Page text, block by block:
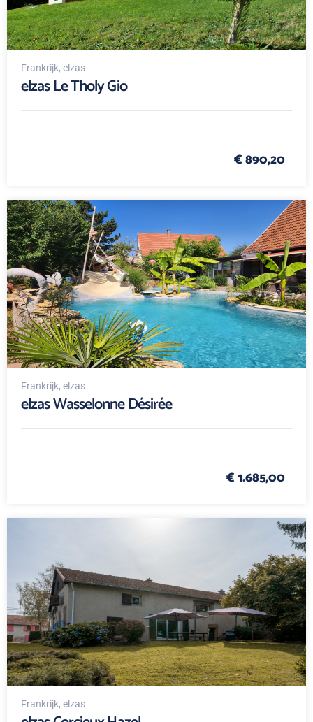
Frankrijk, elzas
elzas Le Tholy Gio
€ 890,20
Frankrijk, elzas
elzas Wasselonne Désirée
€ 1.685,00
Frankrijk, elzas